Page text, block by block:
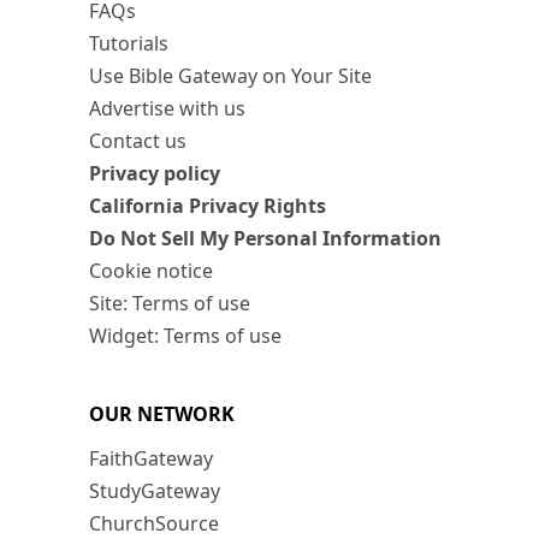
FAQs
Tutorials
Use Bible Gateway on Your Site
Advertise with us
Contact us
Privacy policy
California Privacy Rights
Do Not Sell My Personal Information
Cookie notice
Site: Terms of use
Widget: Terms of use
OUR NETWORK
FaithGateway
StudyGateway
ChurchSource